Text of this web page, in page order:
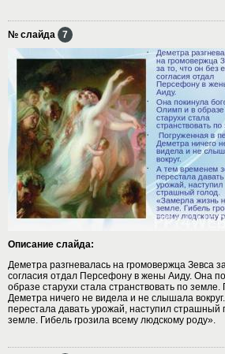
№ слайда 7
Описание слайда:
Деметра разгневалась на громовержца Зевса
согласия отдал Персефону в жены Аиду. Она
образе старухи стала странствовать по земле.
Деметра ничего не видела и не слышала
перестала давать урожай, наступил страшный
земле. Гибель грозила всему людскому роду».